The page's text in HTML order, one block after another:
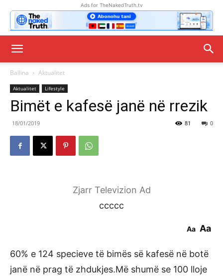
Ads for TheNakedTruth.tv
Ballina Aktualitet
Aktualitet Lifestyle
Bimët e kafesë janë në rrezik
18/01/2019 0
81
Zjarr Televizion Ad
ccccc
Aa Aa
60% e 124 specieve të bimës së kafesë në botë
janë në prag të zhdukjes.Më shumë se 100 lloje